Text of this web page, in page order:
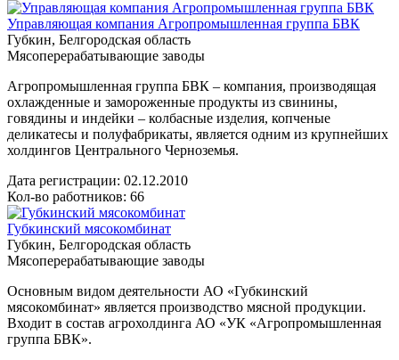
Управляющая компания Агропромышленная группа БВК
Губкин, Белгородская область
Мясоперерабатывающие заводы
Агропромышленная группа БВК – компания, производящая
охлажденные и замороженные продукты из свинины,
говядины и индейки – колбасные изделия, копченые
деликатесы и полуфабрикаты, является одним из крупнейших
холдингов Центрального Черноземья.
Дата регистрации: 02.12.2010
Кол-во работников: 66
Губкинский мясокомбинат
Губкин, Белгородская область
Мясоперерабатывающие заводы
Основным видом деятельности АО «Губкинский
мясокомбинат» является производство мясной продукции.
Входит в состав агрохолдинга АО «УК «Агропромышленная
группа БВК».